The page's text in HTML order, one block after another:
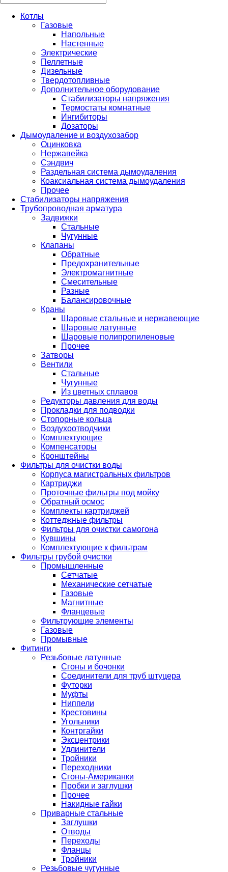
Котлы
Газовые
Напольные
Настенные
Электрические
Пеллетные
Дизельные
Твердотопливные
Дополнительное оборудование
Стабилизаторы напряжения
Термостаты комнатные
Ингибиторы
Дозаторы
Дымоудаление и воздухозабор
Оцинковка
Нержавейка
Сэндвич
Раздельная система дымоудаления
Коаксиальная система дымоудаления
Прочее
Стабилизаторы напряжения
Трубопроводная арматура
Задвижки
Стальные
Чугунные
Клапаны
Обратные
Предохранительные
Электромагнитные
Смесительные
Разные
Балансировочные
Краны
Шаровые стальные и нержавеющие
Шаровые латунные
Шаровые полипропиленовые
Прочее
Затворы
Вентили
Стальные
Чугунные
Из цветных сплавов
Редукторы давления для воды
Прокладки для подводки
Стопорные кольца
Воздухоотводчики
Комплектующие
Компенсаторы
Кронштейны
Фильтры для очистки воды
Корпуса магистральных фильтров
Картриджи
Проточные фильтры под мойку
Обратный осмос
Комплекты картриджей
Коттеджные фильтры
Фильтры для очистки самогона
Кувшины
Комплектующие к фильтрам
Фильтры грубой очистки
Промышленные
Сетчатые
Механические сетчатые
Газовые
Магнитные
Фланцевые
Фильтрующие элементы
Газовые
Промывные
Фитинги
Резьбовые латунные
Сгоны и бочонки
Соединители для труб штуцера
Футорки
Муфты
Ниппели
Крестовины
Угольники
Контргайки
Эксцентрики
Удлинители
Тройники
Переходники
Сгоны-Американки
Пробки и заглушки
Прочее
Накидные гайки
Приварные стальные
Заглушки
Отводы
Переходы
Фланцы
Тройники
Резьбовые чугунные